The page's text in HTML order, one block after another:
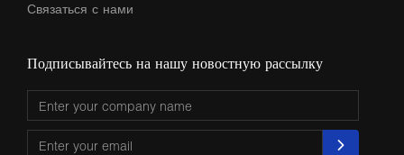
Связаться с нами
Подписывайтесь на нашу новостную рассылку